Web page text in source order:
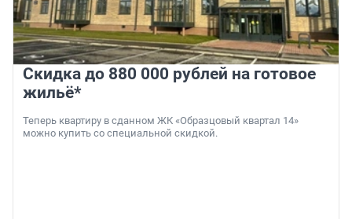
Скидка до 880 000 рублей на готовое
жильё*
Теперь квартиру в сданном ЖК «Образцовый квартал 14»
можно купить со специальной скидкой.